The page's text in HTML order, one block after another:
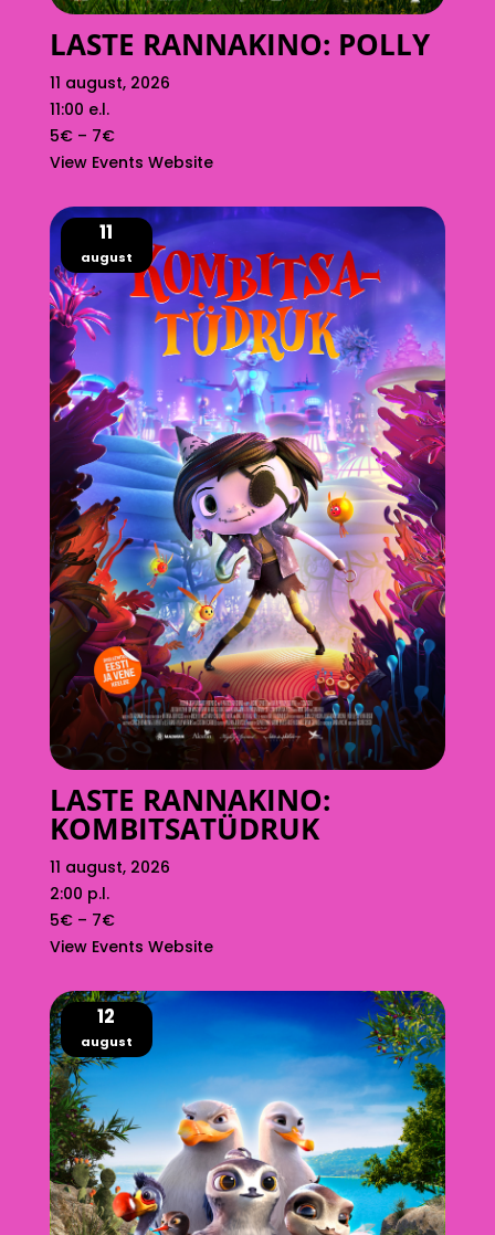
LASTE RANNAKINO: POLLY
11 august, 2026
11:00 e.l.
5€ – 7€
View Events Website
11
august
LASTE RANNAKINO:
KOMBITSATÜDRUK
11 august, 2026
2:00 p.l.
5€ – 7€
View Events Website
12
august